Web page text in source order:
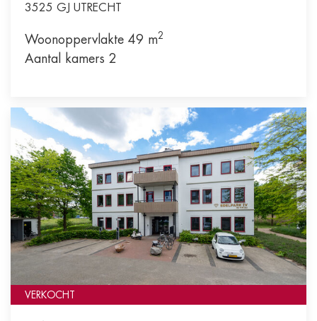
3525 GJ
UTRECHT
Woonoppervlakte 49 m2
Aantal kamers 2
VERKOCHT